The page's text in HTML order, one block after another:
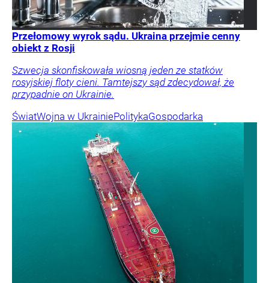
Przełomowy wyrok sądu. Ukraina przejmie cenny
obiekt z Rosji
Szwecja skonfiskowała wiosną jeden ze statków
rosyjskiej floty cieni. Tamtejszy sąd zdecydował, że
przypadnie on Ukrainie.
ŚwiatWojna w UkrainiePolitykaGospodarka